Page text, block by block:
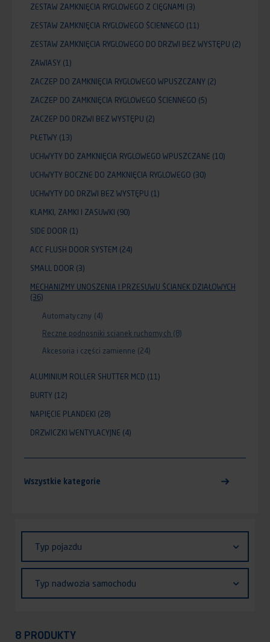
pojazdu
Typ pojazdu
nadwozia
samochodu
Typ nadwozia samochodu
8 PRODUKTY
ZESTAW ZAMKNIĘCIA RYGLOWEGO Z CIĘGNAMI (3)
ZESTAW ZAMKNIĘCIA RYGLOWEGO ŚCIENNEGO (11)
ZESTAW ZAMKNIĘCIA RYGLOWEGO DO DRZWI BEZ WYSTĘPU (2)
ZAWIASY (1)
ZACZEP DO ZAMKNIĘCIA RYGLOWEGO WPUSZCZANY (2)
ZACZEP DO ZAMKNIĘCIA RYGLOWEGO ŚCIENNEGO (5)
ZACZEP DO DRZWI BEZ WYSTĘPU (2)
PŁETWY (13)
UCHWYTY DO ZAMKNIĘCIA RYGLOWEGO WPUSZCZANE (10)
UCHWYTY BOCZNE DO ZAMKNIĘCIA RYGLOWEGO (30)
UCHWYTY DO DRZWI BEZ WYSTĘPU (1)
KLAMKI, ZAMKI I ZASUWKI (90)
SIDE DOOR (1)
ACC FLUSH DOOR SYSTEM (24)
SMALL DOOR (3)
MECHANIZMY UNOSZENIA I PRZESUWU ŚCIANEK DZIAŁOWYCH
(36)
Automatyczny (4)
Reczne podnosniki scianek ruchomych (8)
Akcesoria i części zamienne (24)
ALUMINIUM ROLLER SHUTTER MCD (11)
BURTY (12)
NAPIĘCIE PLANDEKI (28)
DRZWICZKI WENTYLACYJNE (4)
Wszystkie kategorie